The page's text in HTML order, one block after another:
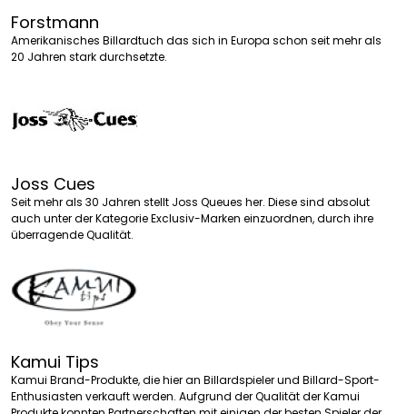
Forstmann
Amerikanisches Billardtuch das sich in Europa schon seit mehr als
20 Jahren stark durchsetzte.
Joss Cues
Seit mehr als 30 Jahren stellt Joss Queues her. Diese sind absolut
auch unter der Kategorie Exclusiv-Marken einzuordnen, durch ihre
überragende Qualität.
Kamui Tips
Kamui Brand-Produkte, die hier an Billardspieler und Billard-Sport-
Enthusiasten verkauft werden. Aufgrund der Qualität der Kamui